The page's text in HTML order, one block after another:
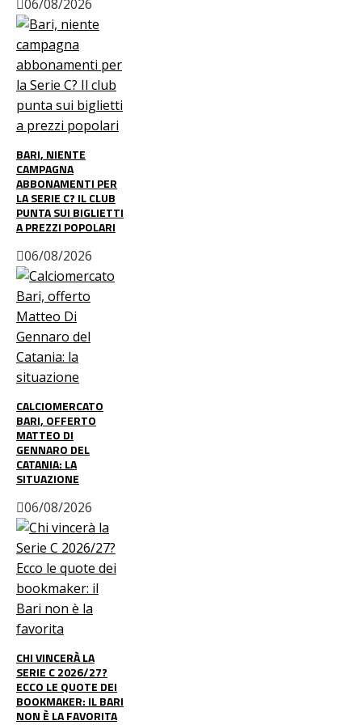
06/08/2026
BARI, NIENTE
CAMPAGNA
ABBONAMENTI PER
LA SERIE C? IL CLUB
PUNTA SUI BIGLIETTI
A PREZZI POPOLARI
06/08/2026
CALCIOMERCATO
BARI, OFFERTO
MATTEO DI
GENNARO DEL
CATANIA: LA
SITUAZIONE
06/08/2026
CHI VINCERÀ LA
SERIE C 2026/27?
ECCO LE QUOTE DEI
BOOKMAKER: IL BARI
NON È LA FAVORITA